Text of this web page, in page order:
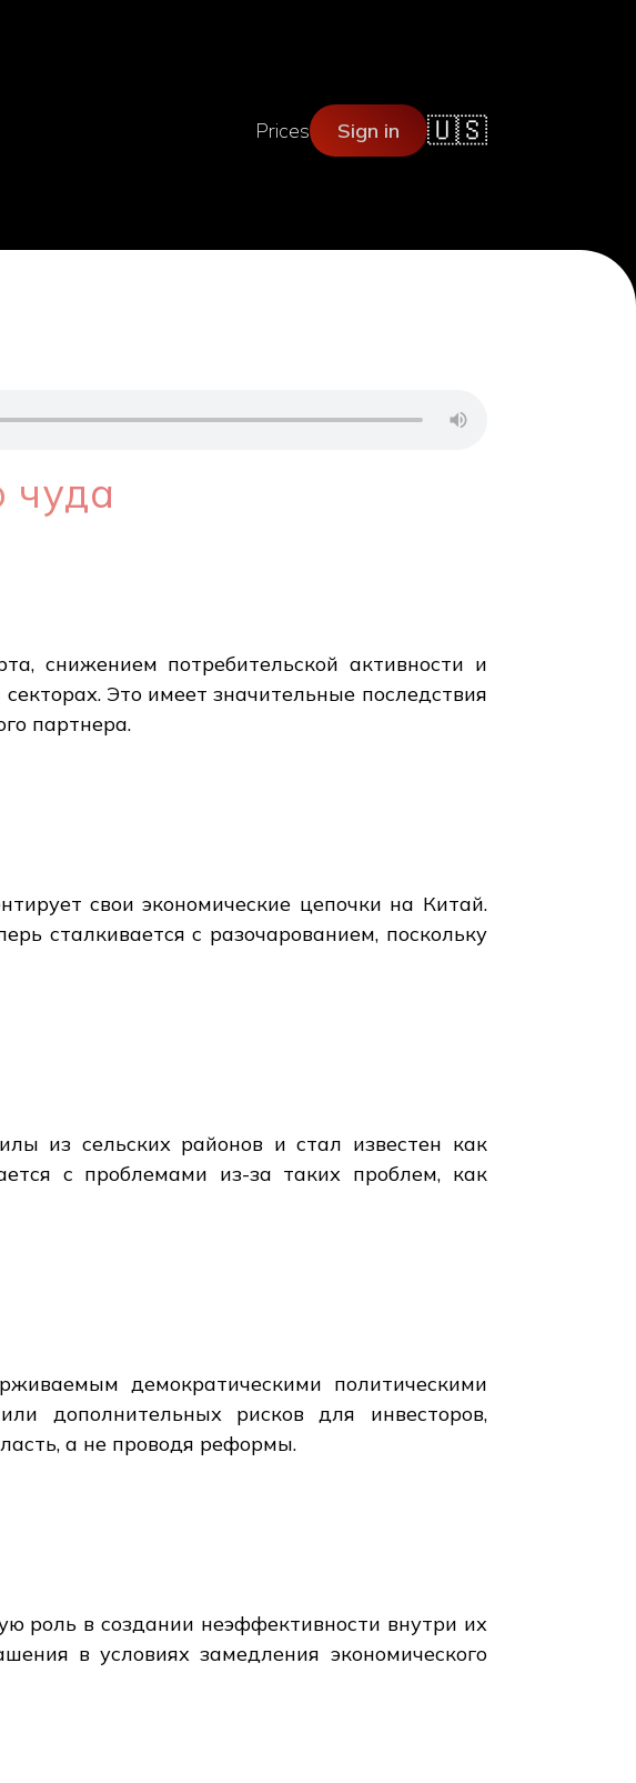
Prices Sign in 🇺🇸
чуда
снижением потребительской активности и
Это имеет значительные последствия
партнера.
свои экономические цепочки на Китай.
сталкивается с разочарованием, поскольку
из сельских районов и стал известен как
с проблемами из-за таких проблем, как
демократическими политическими
дополнительных рисков для инвесторов,
а не проводя реформы.
роль в создании неэффективности внутри их
в условиях замедления экономического